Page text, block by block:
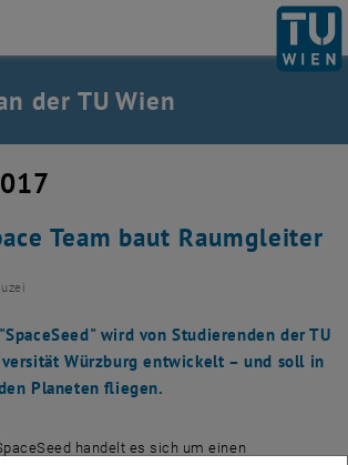
TU Wien Startseite auflisten
Ebene:
der TU Wien
Team baut Raumgleiter
wird von Studierenden der TU
Würzburg entwickelt – und soll in
Planeten fliegen.
handelt es sich um einen